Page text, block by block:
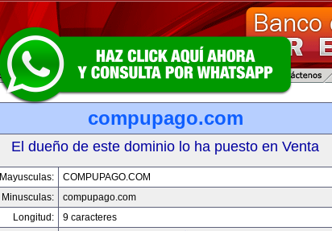
compupago.com
El dueño de este dominio lo ha puesto en Venta
Mayusculas:
COMPUPAGO.COM
Minusculas:
compupago.com
Longitud:
9 caracteres